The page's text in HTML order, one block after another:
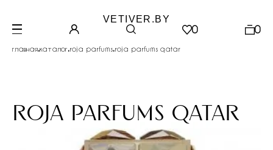
VETIVER.BY
0 0
главная.каталог.roja parfums.roja parfums qatar
roja parfums qatar